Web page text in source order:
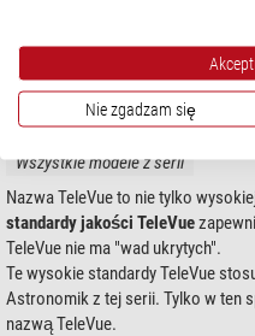
Wszystkie modele z serii
Nazwa TeleVue to nie tylko
standardy jakości TeleVue
TeleVue nie ma "wad ukrytych".
Te wysokie standardy TeleVue
Astronomik z tej serii. Tylko w ten
nazwą TeleVue.
Nie zgadzam się